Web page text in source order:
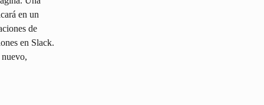
en un
de
en Slack.